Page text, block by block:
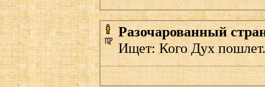
Разочарованный
Ищет: Кого Дух